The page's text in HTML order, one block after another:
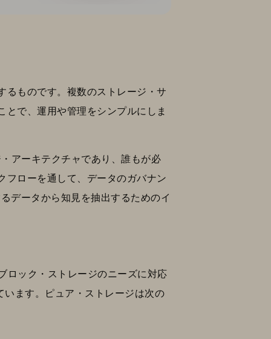
るものです。複数のストレージ・サ
で、運用や管理をシンプルにしま
アーキテクチャであり、誰もが必
フローを通して、データのガバナン
データから知見を抽出するためのイ
ロック・ストレージのニーズに対応
います。ピュア・ストレージは次の